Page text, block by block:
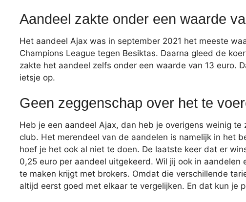
Aandeel zakte onder een waarde
Het aandeel Ajax was in september 2021 het meeste
Champions League tegen Besiktas. Daarna gleed de
zakte het aandeel zelfs onder een waarde van 13 euro.
ietsje op.
Geen zeggenschap over het te
Heb je een aandeel Ajax, dan heb je overigens weinig
club. Het merendeel van de aandelen is namelijk in het
hoef je het ook al niet te doen. De laatste keer dat er
0,25 euro per aandeel uitgekeerd. Wil jij ook in
te maken krijgt met brokers. Omdat die verschillende
altijd eerst goed met elkaar te vergelijken. En dat kun je